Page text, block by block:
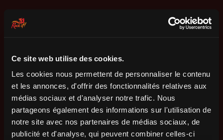
Ce site web utilise des cookies.
Les cookies nous permettent de personnaliser le contenu
et les annonces, d'offrir des fonctionnalités relatives aux
médias sociaux et d'analyser notre trafic. Nous
partageons également des informations sur l'utilisation de
notre site avec nos partenaires de médias sociaux, de
publicité et d'analyse, qui peuvent combiner celles-ci